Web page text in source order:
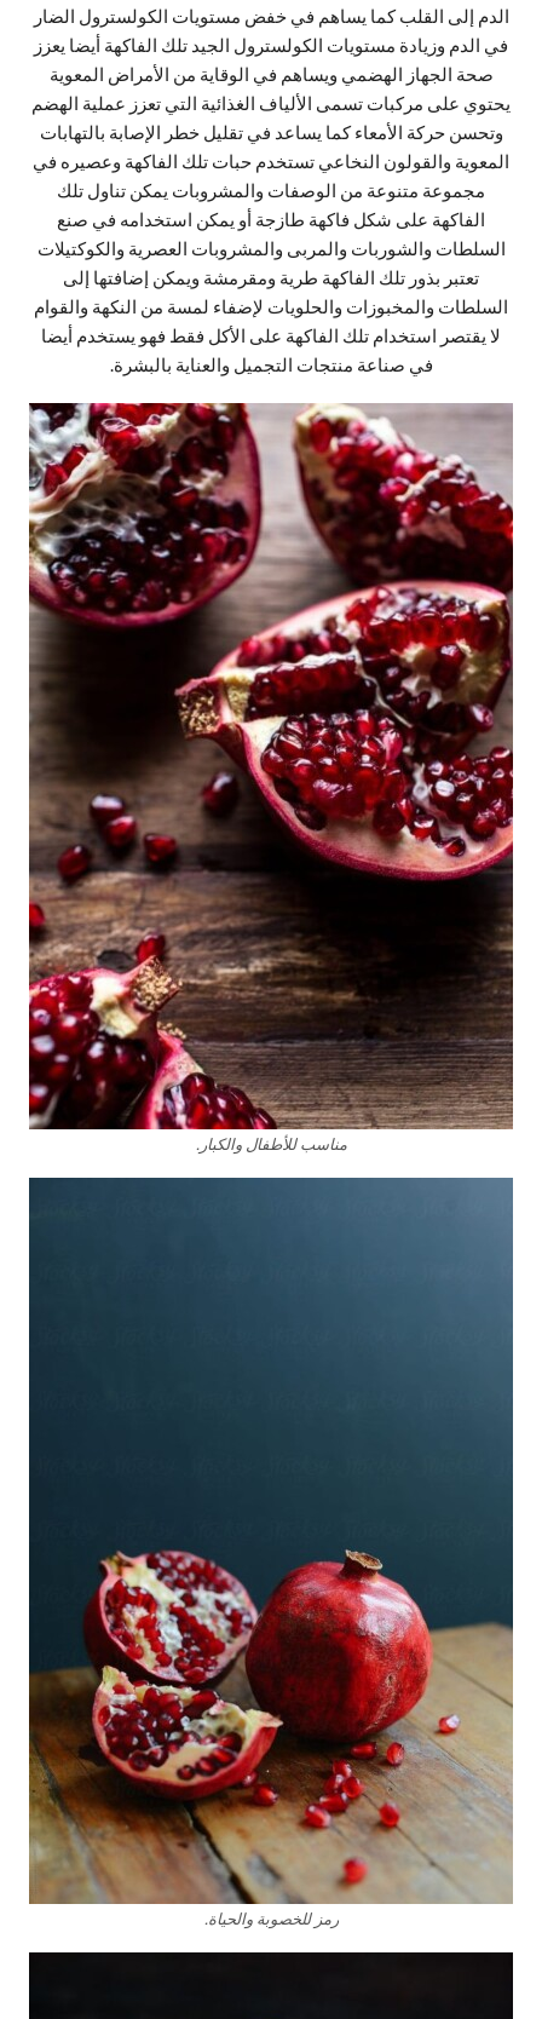
الدم إلى القلب كما يساهم في خفض مستويات الكولسترول الضار
في الدم وزيادة مستويات الكولسترول الجيد تلك الفاكهة أيضا يعزز
صحة الجهاز الهضمي ويساهم في الوقاية من الأمراض المعوية
يحتوي على مركبات تسمى الألياف الغذائية التي تعزز عملية الهضم
وتحسن حركة الأمعاء كما يساعد في تقليل خطر الإصابة بالتهابات
المعوية والقولون النخاعي تستخدم حبات تلك الفاكهة وعصيره في
مجموعة متنوعة من الوصفات والمشروبات يمكن تناول تلك
الفاكهة على شكل فاكهة طازجة أو يمكن استخدامه في صنع
السلطات والشوربات والمربى والمشروبات العصرية والكوكتيلات
تعتبر بذور تلك الفاكهة طرية ومقرمشة ويمكن إضافتها إلى
السلطات والمخبوزات والحلويات لإضفاء لمسة من النكهة والقوام
لا يقتصر استخدام تلك الفاكهة على الأكل فقط فهو يستخدم أيضا
في صناعة منتجات التجميل والعناية بالبشرة.
مناسب للأطفال والكبار.
رمز للخصوبة والحياة.